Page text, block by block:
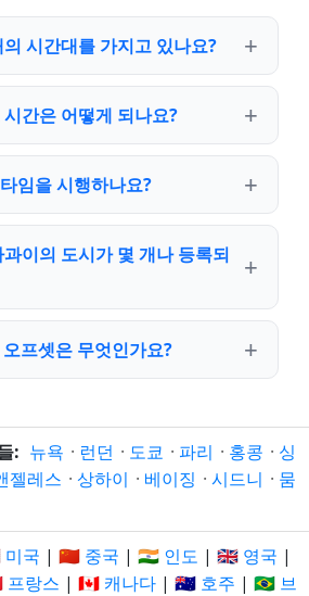
시간대를 가지고 있나요?
간은 어떻게 되나요?
임을 시행하나요?
이의 도시가 몇 개나 등록되
프셋은 무엇인가요?
: 뉴욕 · 런던 · 도쿄 · 파리 · 홍콩 · 싱
젤레스 · 상하이 · 베이징 · 시드니 · 뭄
국 | 🇨🇳 중국 | 🇮🇳 인도 | 🇬🇧 영국 |
프랑스 | 🇨🇦 캐나다 | 🇦🇺 호주 | 🇧🇷 브